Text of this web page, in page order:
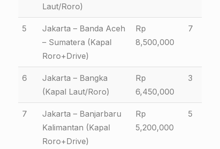
Laut/Roro)
5
Jakarta – Banda Aceh
– Sumatera (Kapal
Roro+Drive)
Rp
8,500,000
7
6
Jakarta – Bangka
(Kapal Laut/Roro)
Rp
6,450,000
3
7
Jakarta – Banjarbaru
Kalimantan (Kapal
Roro+Drive)
Rp
5,200,000
5